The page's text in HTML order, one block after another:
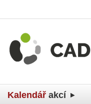
Kalendář akcí